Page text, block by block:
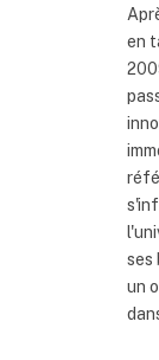
en
ses
un